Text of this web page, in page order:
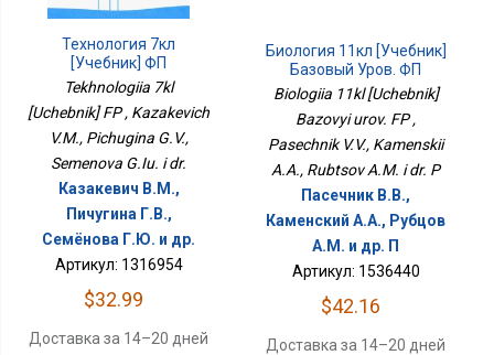
Технология 7кл
[Учебник] ФП
Tekhnologiia 7kl
[Uchebnik] FP , Kazakevich
V.M., Pichugina G.V.,
Semenova G.Iu. i dr.
Казакевич В.М.,
Пичугина Г.В.,
Семёнова Г.Ю. и др.
Артикул: 1316954
$32.99
Доставка за 14–20 дней
Биология 11кл [Учебник]
Базовый Уров. ФП
Biologiia 11kl [Uchebnik]
Bazovyi urov. FP ,
Pasechnik V.V., Kamenskii
A.A., Rubtsov A.M. i dr. P
Пасечник В.В.,
Каменский А.А., Рубцов
A.M. и др. П
Артикул: 1536440
$42.16
Доставка за 14–20 дней